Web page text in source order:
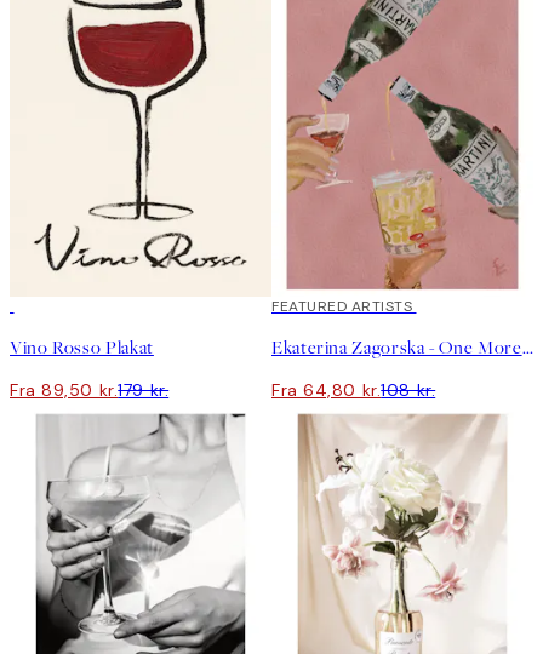
Vino Rosso Plakat
Fra 89,50 kr.179 kr.
40%*
FEATURED ARTISTS
Ekaterina Zagorska - One More Martini Please Plakat
Fra 64,80 kr.108 kr.